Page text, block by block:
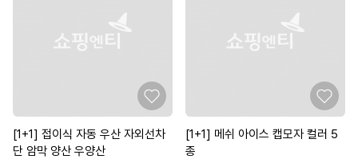
[1+1] 접이식 자동 우산 자외선차
단 암막 양산 우양산
[1+1] 메쉬 아이스 캡모자 컬러 5
종